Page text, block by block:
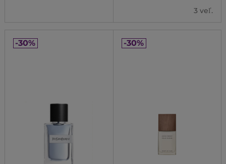
3 veľ.
-30% -30%